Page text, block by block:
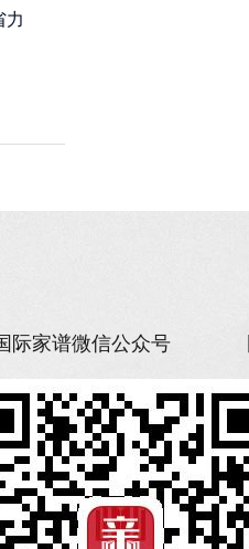
力
际家谱微信公众号